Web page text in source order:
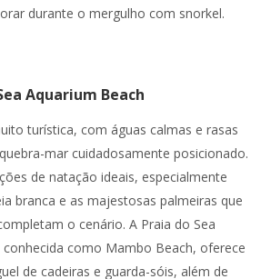
durante o mergulho com snorkel.
Aquarium Beach
turística, com águas calmas e rasas
mar cuidadosamente posicionado.
de natação ideais, especialmente
branca e as majestosas palmeiras que
o cenário. A Praia do Sea
como Mambo Beach, oferece
de cadeiras e guarda-sóis, além de